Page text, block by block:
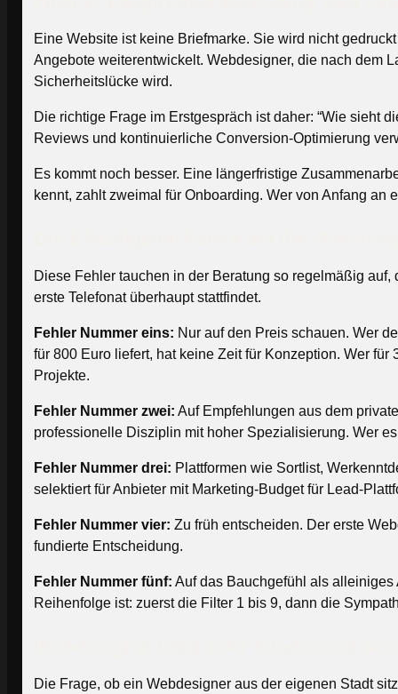
Eine Website ist keine Briefmarke. Sie wird nicht
Angebote weiterentwickelt. Webdesigner, die nach dem
Sicherheitslücke wird.
Die richtige Frage im Erstgespräch ist daher: “Wie sieht
Reviews und kontinuierliche Conversion-Optimierung
Es kommt noch besser. Eine längerfristige
kennt, zahlt zweimal für Onboarding. Wer von Anfang
Diese Fehler tauchen in der Beratung so regelmäßig
erste Telefonat überhaupt stattfindet.
Fehler Nummer eins: Nur auf den Preis schauen. Wer
für 800 Euro liefert, hat keine Zeit für Konzeption. Wer
Projekte.
Fehler Nummer zwei: Auf Empfehlungen aus dem
professionelle Disziplin mit hoher Spezialisierung. Wer
Fehler Nummer drei: Plattformen wie Sortlist,
selektiert für Anbieter mit Marketing-Budget für Lead-
Fehler Nummer vier: Zu früh entscheiden. Der erste
fundierte Entscheidung.
Fehler Nummer fünf: Auf das Bauchgefühl als
Reihenfolge ist: zuerst die Filter 1 bis 9, dann die
Die Frage, ob ein Webdesigner aus der eigenen Stadt